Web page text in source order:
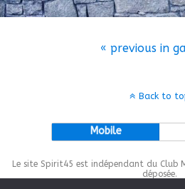
« previous in
Back to
Mobile
Le site Spirit45 est indépendant du Club
déposée.